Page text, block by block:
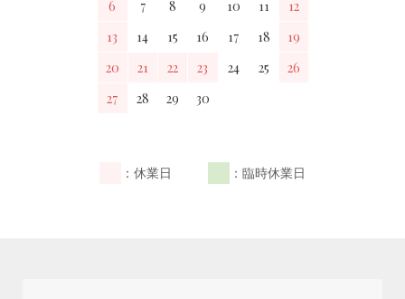
6
7 8 9 10 11
12
13
14 15 16 17 18
19
20
21 22 23 24 25
26
27
28 29 30
：休業日 ：臨時休業日